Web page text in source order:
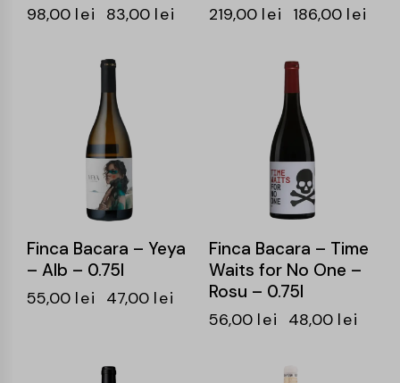
98,00 lei 83,00 lei 219,00 lei 186,00 lei
Finca Bacara – Yeya
– Alb – 0.75l
55,00 lei 47,00 lei
Finca Bacara – Time
Waits for No One –
Rosu – 0.75l
56,00 lei 48,00 lei